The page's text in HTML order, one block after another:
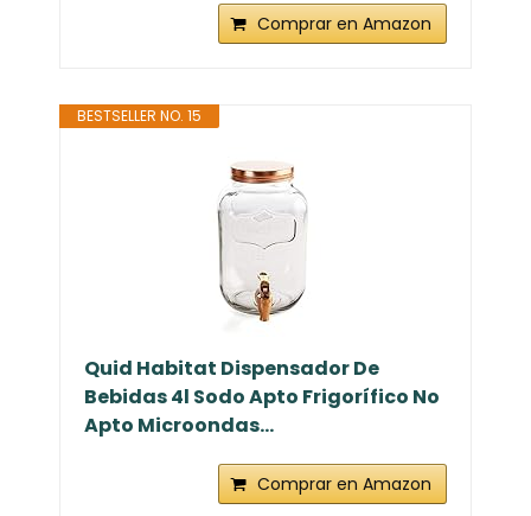
Comprar en Amazon
BESTSELLER NO. 15
Quid Habitat Dispensador De
Bebidas 4l Sodo Apto Frigorífico No
Apto Microondas...
Comprar en Amazon